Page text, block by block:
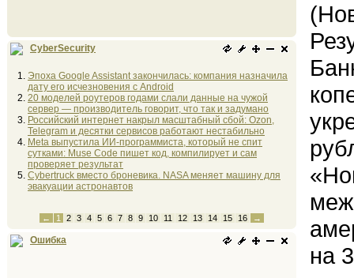
CyberSecurity
Эпоха Google Assistant закончилась: компания назначила
дату его исчезновения с Android
20 моделей роутеров годами слали данные на чужой
сервер — производитель говорит, что так и задумано
Российский интернет накрыл масштабный сбой: Ozon,
Telegram и десятки сервисов работают нестабильно
Meta выпустила ИИ-программиста, который не спит
сутками: Muse Code пишет код, компилирует и сам
проверяет результат
Cybertruck вместо броневика. NASA меняет машину для
эвакуации астронавтов
← 1 2 3 4 5 6 7 8 9 10 11 12 13 14 15 16 →
Ошибка
на